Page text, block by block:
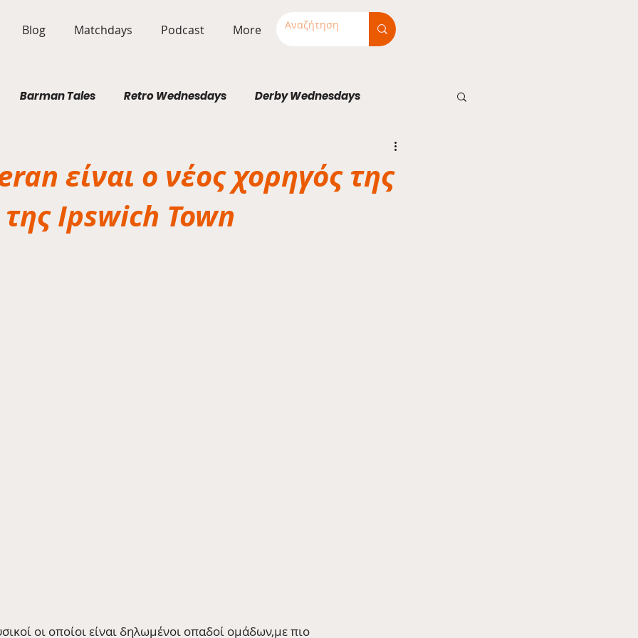
Blog Matchdays Podcast More
Barman Tales Retro Wednesdays Derby Wednesdays
είναι ο νέος χορηγός της
Ipswich Town
οι οποίοι είναι δηλωμένοι οπαδοί ομάδων,με πιο